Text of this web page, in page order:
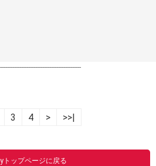
3 4 > >>|
トップページに戻る